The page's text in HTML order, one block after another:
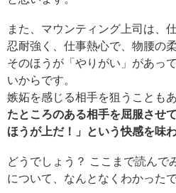
また、マウンティング上司は、
忍耐強く、仕事熱心で、物腰の
そのほうが「やりがい」があっ
いからです。
嫉妬を感じる相手を狙うこともあ
たところのある相手を屈服させ
ほうが上だ！」という快感を味
どうでしょう？ ここまで読んで
について、なんとなくわかった